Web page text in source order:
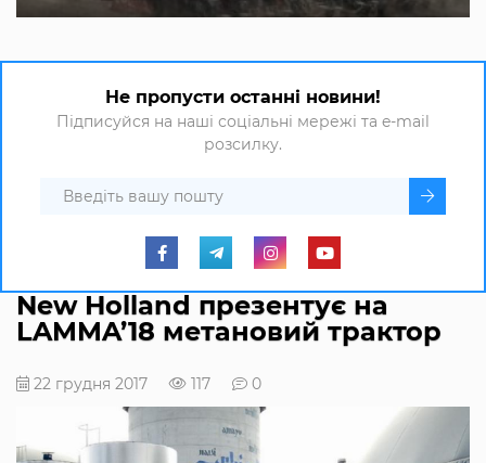
Не пропусти останні новини!
Підписуйся на наші соціальні мережі та e-mail
розсилку.
New Holland презентує на
LAMMA’18 метановий трактор
22 грудня 2017 117 0